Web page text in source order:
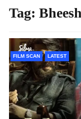
Tag:
FILM SCAN LATEST